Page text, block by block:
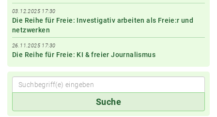
03.12.2025 17:30
Die Reihe für Freie: Investigativ arbeiten als Freie:r und
netzwerken
26.11.2025 17:30
Die Reihe für Freie: KI & freier Journalismus
Suche